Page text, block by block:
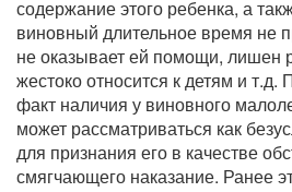
содержание этого ребенка, а
виновный длительное время не
не оказывает ей помощи, лишен
жестоко относится к детям и
факт наличия у виновного
может рассматриваться как
для признания его в качестве
смягчающего наказание. Ранее